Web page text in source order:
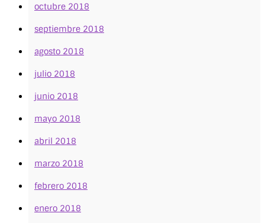
octubre 2018
septiembre 2018
agosto 2018
julio 2018
junio 2018
mayo 2018
abril 2018
marzo 2018
febrero 2018
enero 2018